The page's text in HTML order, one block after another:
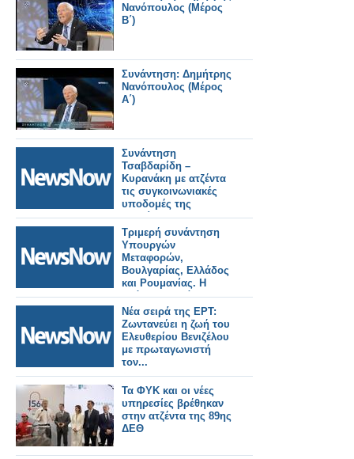
Νανόπουλος (Μέρος
Β΄)
Συνάντηση: Δημήτρης
Νανόπουλος (Μέρος
Α΄)
Συνάντηση
Τσαβδαρίδη –
Κυρανάκη με ατζέντα
τις συγκοινωνιακές
υποδομές της
Ημαθίας.
Τριμερή συνάντηση
Υπουργών
Μεταφορών,
Βουλγαρίας, Ελλάδος
και Ρουμανίας. Η
επόμενη συνάντηση
στη Θεσσαλονίκη
Νέα σειρά της ΕΡΤ:
Ζωντανεύει η ζωή του
Ελευθερίου Βενιζέλου
με πρωταγωνιστή
τον...
Τα ΦΥΚ και οι νέες
υπηρεσίες βρέθηκαν
στην ατζέντα της 89ης
ΔΕΘ